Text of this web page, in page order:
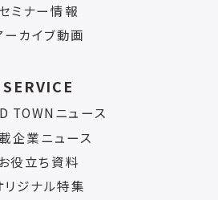
セミナー情報
ーカイブ動画
SERVICE
TOWNニュース
企業ニュース
役立ち資料
リジナル特集